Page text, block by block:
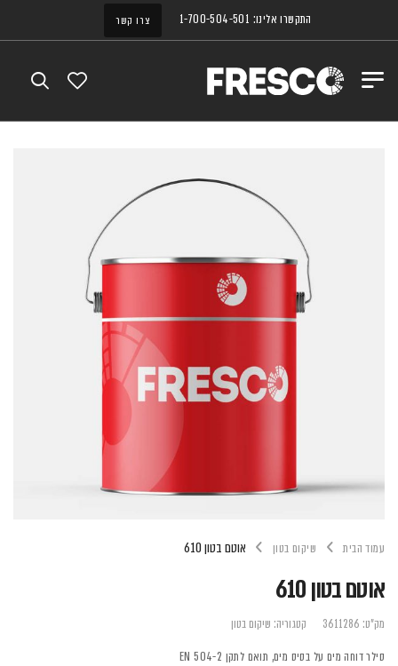
התקשרו אלינו: 1-700-504-501 צרו קשר
עמוד הבית שיקום בטון אוטם בטון 610
אוטם בטון 610
מק"ט: 3611286 קטגוריה: שיקום בטון
סילר דוחה מים על בסיס מים, תואם לתקן EN 504-2